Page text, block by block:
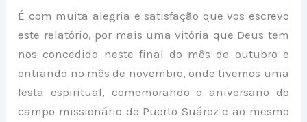
É com muita alegria e satisfação que vos escrevo
este relatório, por mais uma vitória que Deus tem
nos concedido neste final do mês de outubro e
entrando no mês de novembro, onde tivemos uma
festa espiritual, comemorando o aniversario do
campo missionário de Puerto Suárez e ao mesmo